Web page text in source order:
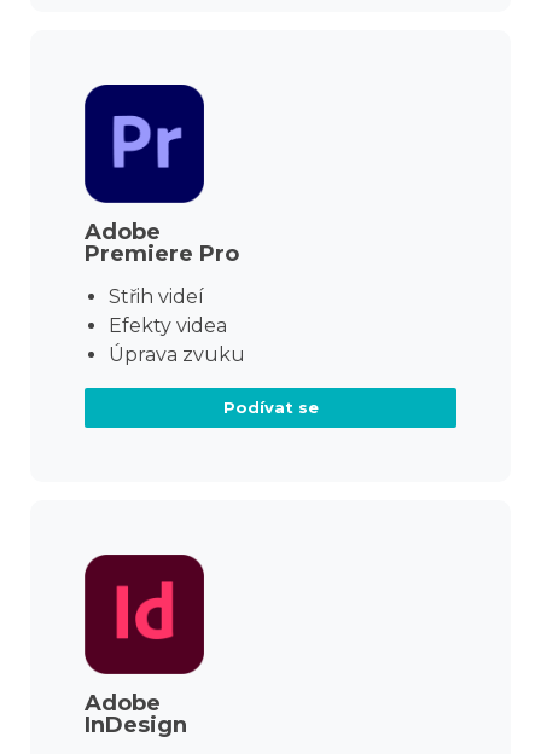
Adobe
Premiere Pro
Střih videí
Efekty videa
Úprava zvuku
Podívat se
Adobe
InDesign